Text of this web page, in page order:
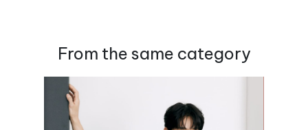
From the same category